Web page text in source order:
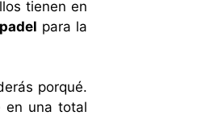
tienen en
para la
porqué.
en una total